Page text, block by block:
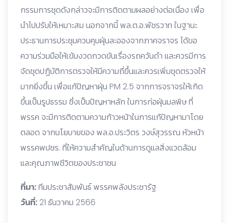
กรรมการชุดดังกล่าวจะมีการติดตามผลอย่างต่อเนื่อง เพื่อ
นำไปปรับให้เหมาะสม นอกจากนี้ พล.ต.อ.พัชรวาท ในฐานะ
ประธานการประชุมควบคุมฝุ่นละอองจากภาคจราจร ได้ขอ
ความร่วมมือให้เข้มงวดกวดขันเรื่องรถควันดำ และควรมีการ
จัดชุดปฏิบัติการตรวจให้มีความถี่ขึ้นและควรเพิ่มชุดตรวจให้
มากยิ่งขึ้น เพื่อแก้ปัญหาฝุ่น PM 2.5 จากการจราจรให้เกิด
ขึ้นเป็นรูปธรรม ซึ่งเป็นปัญหาหลัก ในการก่อฝุ่นมลพิษ ที่
พรรค จะมีการติดตามความก้าวหน้าในการแก้ปัญหามาโดย
ตลอด จากนโยบายของ พล.อ.ประวิตร วงษ์สุวรรณ หัวหน้า
พรรคพปชร. ที่ให้ความสำคัญในด้านการดูแลสิ่งแวดล้อม
และคุณภาพชีวิตของประชาชน
ที่มา:ทีมประชาสัมพันธ์ พรรคพลังประชารัฐ
วันที่: 21 ธันวาคม 2566